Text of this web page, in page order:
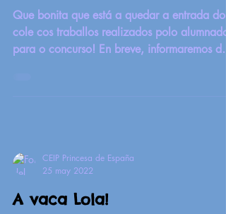
Que bonita que está a quedar a entrada do
cole cos traballos realizados polo alumnado
para o concurso! En breve, informaremos d@
CEIP Princesa de España
25 may 2022
A vaca Lola!